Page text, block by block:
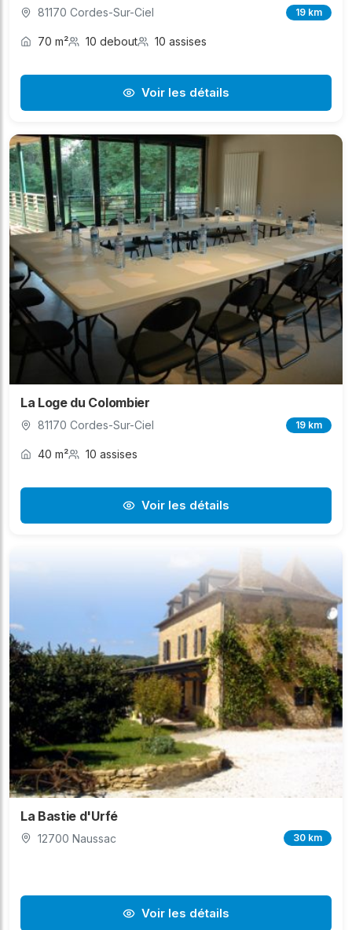
81170 Cordes-Sur-Ciel 19 km
70 m² 10 debout 10 assises
Voir les détails
La Loge du Colombier
81170 Cordes-Sur-Ciel 19 km
40 m² 10 assises
Voir les détails
La Bastie d'Urfé
12700 Naussac 30 km
Voir les détails